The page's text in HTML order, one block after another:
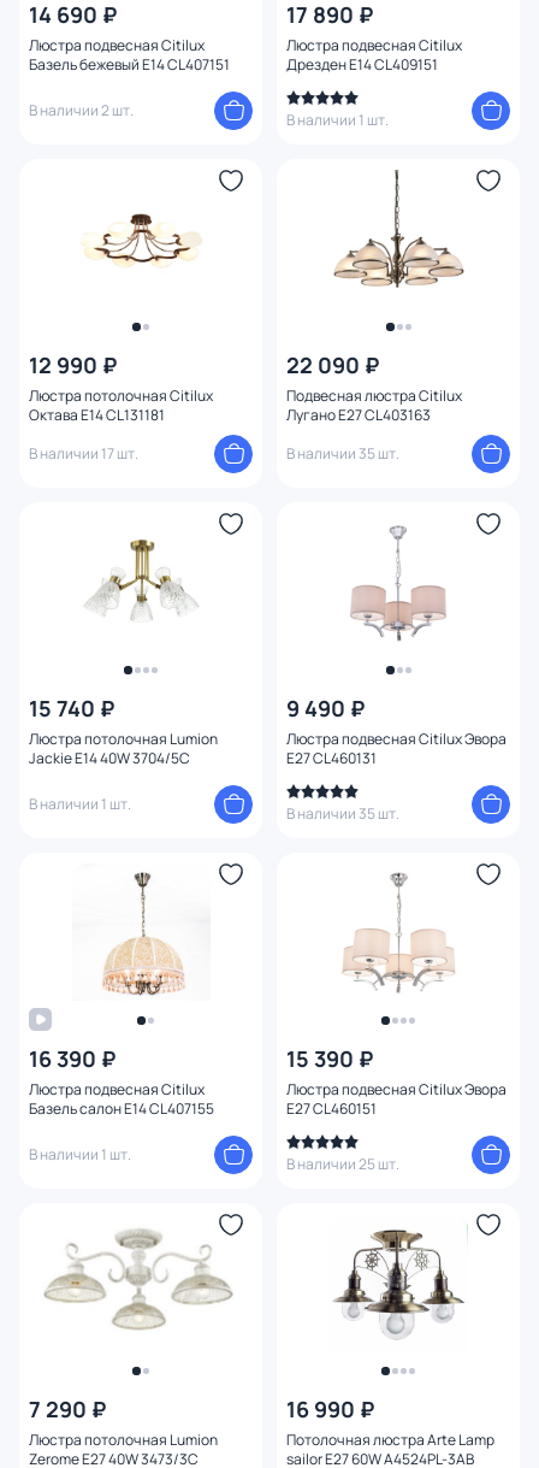
14 690 ₽
Люстра подвесная Citilux
Базель бежевый E14 CL407151
В наличии 2 шт.
17 890 ₽
Люстра подвесная Citilux
Дрезден E14 CL409151
В наличии 1 шт.
12 990 ₽
Люстра потолочная Citilux
Октава E14 CL131181
В наличии 17 шт.
22 090 ₽
Подвесная люстра Citilux
Лугано E27 CL403163
В наличии 35 шт.
15 740 ₽
Люстра потолочная Lumion
Jackie E14 40W 3704/5C
В наличии 1 шт.
9 490 ₽
Люстра подвесная Citilux Эвора
E27 CL460131
В наличии 35 шт.
16 390 ₽
Люстра подвесная Citilux
Базель салон E14 CL407155
В наличии 1 шт.
15 390 ₽
Люстра подвесная Citilux Эвора
E27 CL460151
В наличии 25 шт.
7 290 ₽
Люстра потолочная Lumion
Zerome E27 40W 3473/3C
16 990 ₽
Потолочная люстра Arte Lamp
sailor E27 60W A4524PL-3AB
Конструкция
Мощность ламп